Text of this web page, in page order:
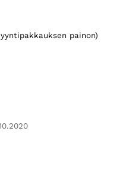
painon)